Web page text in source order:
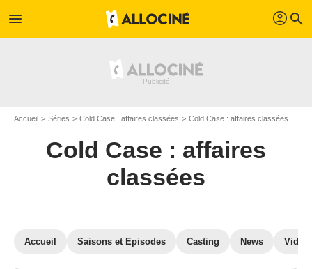
menu profil search
Accueil Séries Cold Case : affaires classées Cold Case : affaires classées S02
Cold Case : affaires
classées
Accueil Saisons et Episodes Casting News